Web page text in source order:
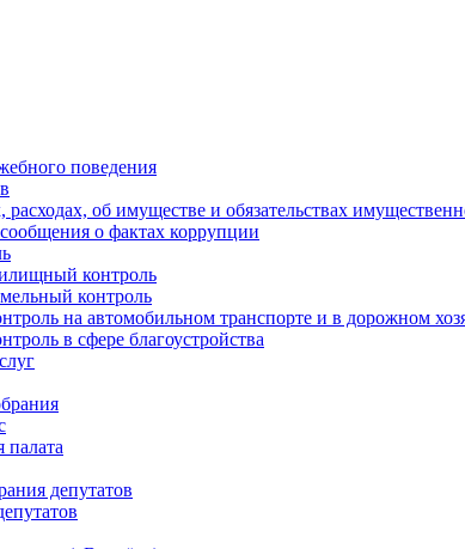
поведения
расходах, об имуществе и обязательствах
о фактах коррупции
контроль
контроль
на автомобильном транспорте и в дорожном
в сфере благоустройства
палата
депутатов